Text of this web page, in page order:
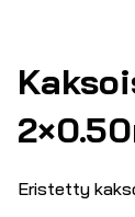
Eristetty